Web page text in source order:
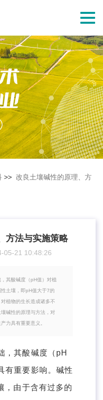
切
导
航
>> 改良土壤碱性的原理、方
方法与实施策略
05-21 10:48:26
其酸碱度（pH值）对植
土壤，即pH值大于7的
植物的生长造成诸多不
碱性的原理与方法，对
力具有重要意义。
其酸碱度（pH
有重要影响。碱性
，由于含有过多的